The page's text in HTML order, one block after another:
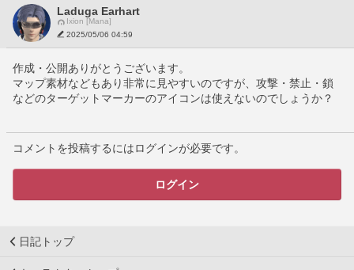
Laduga Earhart
Ixion [Mana]
2025/05/06 04:59
作成・公開ありがとうございます。
マップ素材などもあり非常に見やすいのですが、攻撃・禁止・鎖
などのターゲットマーカーのアイコンは使えないのでしょうか？
コメントを投稿するにはログインが必要です。
ログイン
日記トップ